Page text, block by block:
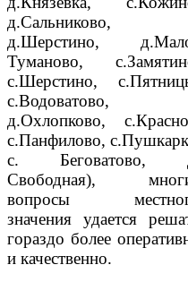
д.Сальниково,
д.Шерстино,
Туманово,
с.Шерстино,
с.Водоватово,
д.Охлопково,
с.Панфилово,
с. Беговатово,
Свободная),
вопросы
значения удается
гораздо более
и качественно.